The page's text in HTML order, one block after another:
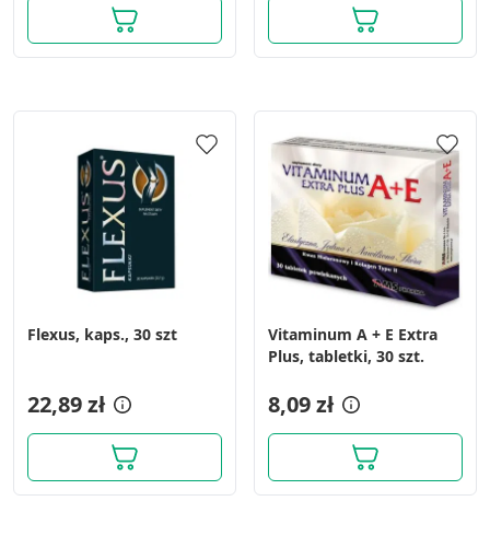
Flexus, kaps., 30 szt
22,89 zł
Vitaminum A + E Extra
Plus, tabletki, 30 szt.
8,09 zł